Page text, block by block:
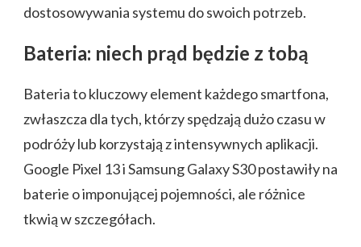
dostosowywania systemu do swoich potrzeb.
Bateria: niech prąd będzie z tobą
Bateria to kluczowy element każdego smartfona,
zwłaszcza dla tych, którzy spędzają dużo czasu w
podróży lub korzystają z intensywnych aplikacji.
Google Pixel 13 i Samsung Galaxy S30 postawiły na
baterie o imponującej pojemności, ale różnice
tkwią w szczegółach.